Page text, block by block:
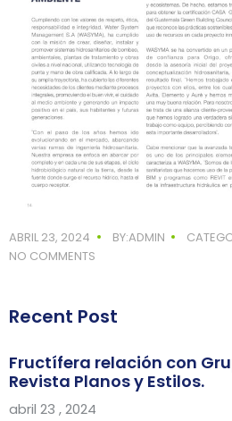
ABRIL 23, 2024 BY:ADMIN
NO COMMENTS
Recent Post
Fructífera relación con
Revista Planos y Estilos.
abril 23 , 2024